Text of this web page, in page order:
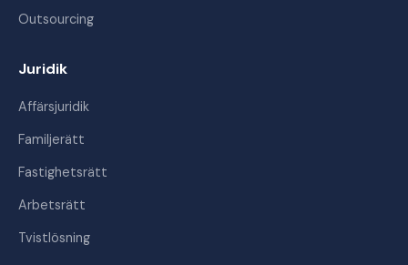
Outsourcing
Juridik
Affärsjuridik
Familjerätt
Fastighetsrätt
Arbetsrätt
Tvistlösning